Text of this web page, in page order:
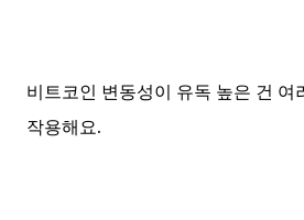
비트코인 변동성이 유독 높은 건 여
작용해요.